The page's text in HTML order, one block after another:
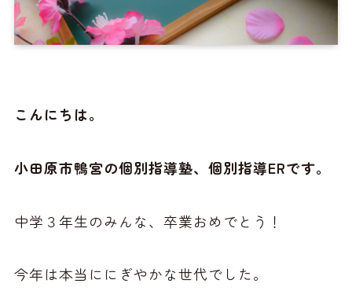
こんにちは。
小田原市鴨宮の個別指導塾、個別指導ERです。
中学３年生のみんな、卒業おめでとう！
今年は本当ににぎやかな世代でした。